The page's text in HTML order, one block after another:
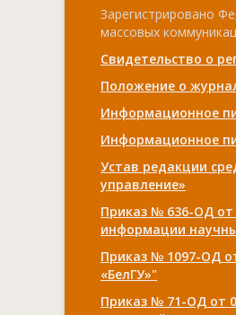
Зарегистрировано
массовых
Свидетельство о
Положение о
Информационное
Информационное
Устав редакции
управление»
Приказ № 636-ОД от
информации
Приказ № 1097-ОД
«БелГУ»"
Приказ № 71-ОД от